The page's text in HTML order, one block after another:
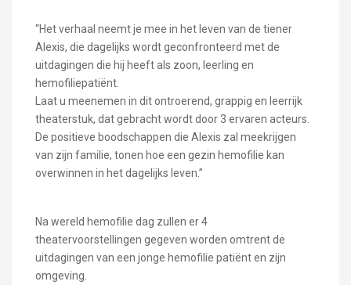
“Het verhaal neemt je mee in het leven van de tiener
Alexis, die dagelijks wordt geconfronteerd met de
uitdagingen die hij heeft als zoon, leerling en
hemofiliepatiënt.
Laat u meenemen in dit ontroerend, grappig en leerrijk
theaterstuk, dat gebracht wordt door 3 ervaren acteurs.
De positieve boodschappen die Alexis zal meekrijgen
van zijn familie, tonen hoe een gezin hemofilie kan
overwinnen in het dagelijks leven.”
Na wereld hemofilie dag zullen er 4
theatervoorstellingen gegeven worden omtrent de
uitdagingen van een jonge hemofilie patiënt en zijn
omgeving.